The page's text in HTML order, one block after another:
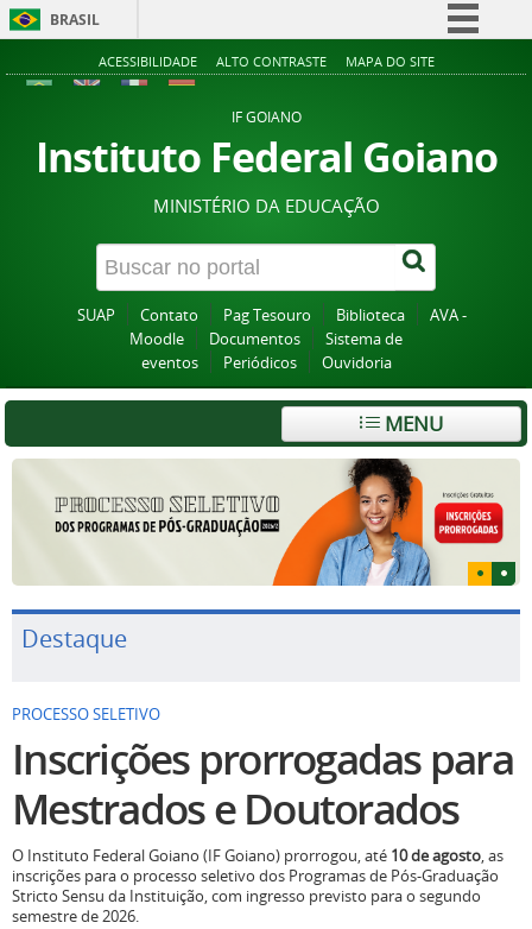
BRASIL
Simplifique!
Acesso à informação
Legislação
Canais
ACESSIBILIDADE ALTO CONTRASTE MAPA DO SITE
IF GOIANO
Instituto Federal Goiano
MINISTÉRIO DA EDUCAÇÃO
SUAP Contato Pag Tesouro Biblioteca
AVA -
Moodle
Documentos
Sistema de
eventos
Periódicos Ouvidoria
MENU
Destaque
PROCESSO SELETIVO
Inscrições prorrogadas para
Mestrados e Doutorados
O Instituto Federal Goiano (IF Goiano) prorrogou, até 10 de agosto, as
inscrições para o processo seletivo dos Programas de Pós-Graduação
Stricto Sensu da Instituição, com ingresso previsto para o segundo
semestre de 2026.